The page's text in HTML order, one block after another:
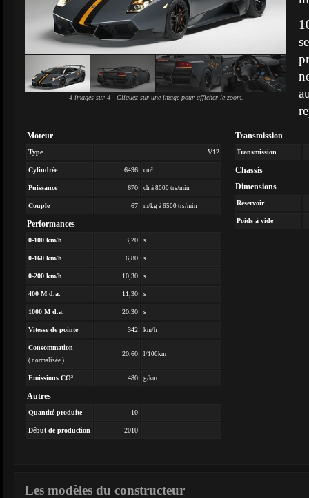
4 images sur 4 - Cliquez sur une image pour afficher le zoom.
Moteur
Type V12
Cylindrée 6496 cm³
Puissance 670 ch à 8000 trs/min
Couple 67 m/kg à 6500 trs/min
Performances
0-100 km/h 3,20 s
0-160 km/h 6,80 s
0-200 km/h 10,30 s
400 M d.a. 11,30 s
1000 M d.a. 20,30 s
Vitesse de pointe 342 km/h
Consommation
( normalisée )
20,60 l/100km
Emissions CO² 480 g/km
Autres
Quantité produite 10
Début de production 2010
Transmission
Transmission
Chassis
Dimensions
Réservoir
Poids à vide
Les modèles du constructeur